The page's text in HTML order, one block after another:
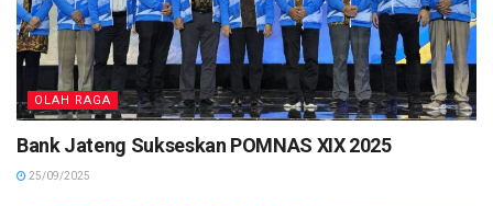
OLAH RAGA
Bank Jateng Sukseskan POMNAS XIX 2025
25/09/2025